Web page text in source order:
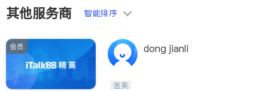
建筑装修
非盈利组织
肠胃肝脏科
呼吸科
医生-其它
内分泌科
骨科
其他服务商 智能排序
会员 dong jianli
医美